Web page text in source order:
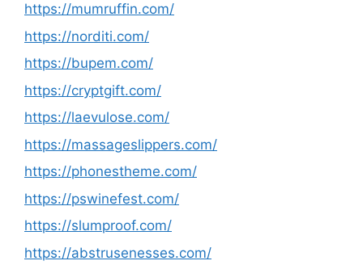
https://mumruffin.com/
https://norditi.com/
https://bupem.com/
https://cryptgift.com/
https://laevulose.com/
https://massageslippers.com/
https://phonestheme.com/
https://pswinefest.com/
https://slumproof.com/
https://abstrusenesses.com/